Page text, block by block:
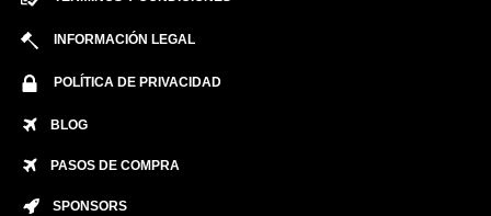
INFORMACIÓN LEGAL
POLÍTICA DE PRIVACIDAD
BLOG
PASOS DE COMPRA
SPONSORS